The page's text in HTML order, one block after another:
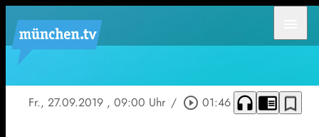
Fr., 27.09.2019 , 09:00 Uhr / play_circle_outline 01:46 headphones chrome_reader_mode bookmark_border